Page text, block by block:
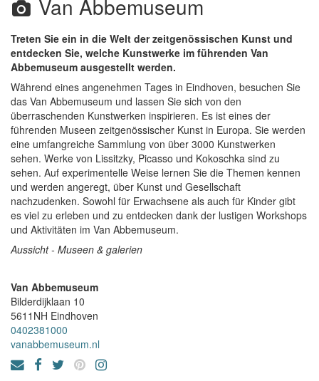
Van Abbemuseum
Treten Sie ein in die Welt der zeitgenössischen Kunst und
entdecken Sie, welche Kunstwerke im führenden Van
Abbemuseum ausgestellt werden.
Während eines angenehmen Tages in Eindhoven, besuchen Sie
das Van Abbemuseum und lassen Sie sich von den
überraschenden Kunstwerken inspirieren. Es ist eines der
führenden Museen zeitgenössischer Kunst in Europa. Sie werden
eine umfangreiche Sammlung von über 3000 Kunstwerken
sehen. Werke von Lissitzky, Picasso und Kokoschka sind zu
sehen. Auf experimentelle Weise lernen Sie die Themen kennen
und werden angeregt, über Kunst und Gesellschaft
nachzudenken. Sowohl für Erwachsene als auch für Kinder gibt
es viel zu erleben und zu entdecken dank der lustigen Workshops
und Aktivitäten im Van Abbemuseum.
Aussicht - Museen & galerien
Van Abbemuseum
Bilderdijklaan 10
5611NH Eindhoven
0402381000
vanabbemuseum.nl